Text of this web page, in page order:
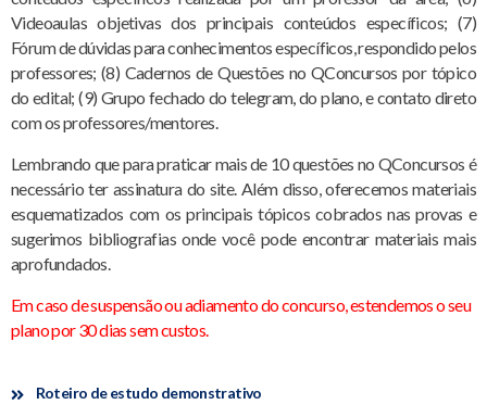
Videoaulas objetivas dos principais conteúdos específicos; (7)
Fórum de dúvidas para conhecimentos específicos, respondido pelos
professores; (8) Cadernos de Questões no QConcursos por tópico
do edital; (9) Grupo fechado do telegram, do plano, e contato direto
com os professores/mentores.
Lembrando que para praticar mais de 10 questões no QConcursos é
necessário ter assinatura do site. Além disso, oferecemos materiais
esquematizados com os principais tópicos cobrados nas provas e
sugerimos bibliografias onde você pode encontrar materiais mais
aprofundados.
Em caso de suspensão ou adiamento do concurso, estendemos o seu
plano por 30 dias sem custos.
Roteiro de estudo demonstrativo